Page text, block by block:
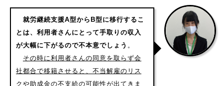
就労継続支援A型からB型に移行するこ
とは、利用者さんにとって手取りの収入
が大幅に下がるので不本意でしょう 。
その時に利用者さんの同意を取らず会
社都合で移籍させると、不当解雇のリス
クや助成金の不支給の可能性が出てきま